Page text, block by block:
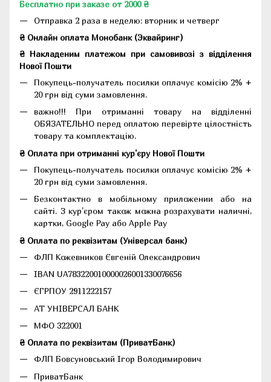
Бесплатно при заказе от 2000 ₴
Отправка 2 раза в неделю: вторник и четверг
₴ Онлайн оплата Монобанк (Эквайринг)
₴ Накладеним платежом при самовивозі з відділення
Нової Пошти
Покупець-получатель посилки оплачує комісію 2% +
20 грн від суми замовлення.
важно!!! При отриманні товару на відділенні
ОБЯЗАТЕЛЬНО перед оплатою перевірте цілостність
товару та комплектацію.
₴ Оплата при отриманні кур'єру Нової Пошти
Покупець-получатель посилки оплачує комісію 2% +
20 грн від суми замовлення.
Безконтактно в мобільному приложении або на
сайті. З кур'єром також можна розрахувати наличні,
картки, Google Pay або Apple Pay
₴ Оплата по реквізитам (Універсал банк)
ФЛП Кожевников Євгеній Олександрович
IBAN UA783220010000026001330076656
ЄГРПОУ 2911222157
АТ УНІВЕРСАЛ БАНК
МФО 322001
₴ Оплата по реквізитам (ПриватБанк)
ФЛП Бовсуновський Ігор Володимирович
ПриватБанк